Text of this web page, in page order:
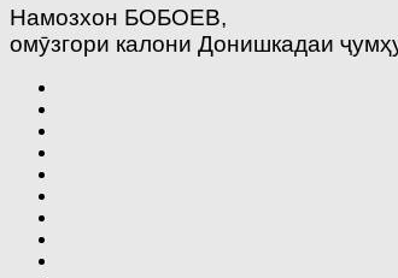
Намозхон БОБОЕВ,
омӯзгори калони Донишкадаи